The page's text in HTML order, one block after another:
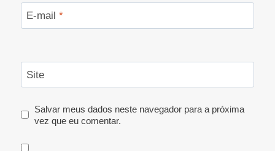
E-mail *
Site
Salvar meus dados neste navegador para a próxima
vez que eu comentar.